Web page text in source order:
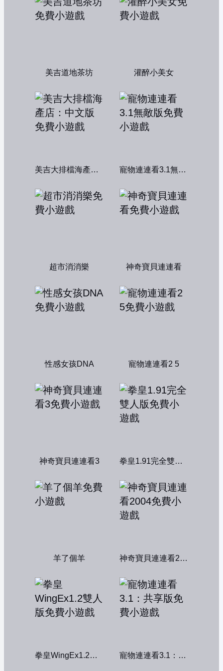
美吉道地茶坊 灌醉小美女
美吉大排檔海產店：中文版 寵物連連看3.1無敵版
超市消消樂 神奇寶貝連連看
性感女孩DNA 寵物連連看2 5
神奇寶貝連連看3 拳皇1.91完全雙人版
羊了個羊 神奇寶貝連連看2004
拳皇WingEx1.2雙人版 寵物連連看3.1：共享版